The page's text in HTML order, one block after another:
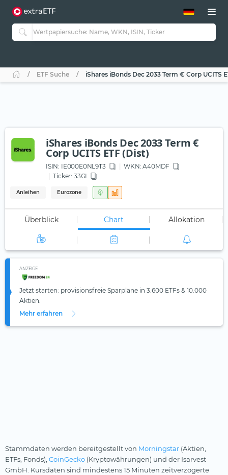
ETF-Guide 2.0
Guide Aktive ETFs
ETF-Sparpläne
ETF Suche iShares iBonds Dec 2033 Term € Corp UCITS
iShares iBonds Dec 2033 Term €
Corp UCITS ETF (Dist)
ISIN: IE000E0NL9T3 WKN: A40MDF
Ticker: 33GI
Anleihen Eurozone
Überblick Chart Allokation
ANZEIGE
Jetzt starten: provisionsfreie Sparpläne in 3.600 ETFs & 10.000
Aktien.
Mehr erfahren
Stammdaten werden bereitgestellt von Morningstar (Aktien,
ETFs, Fonds), CoinGecko (Kryptowährungen) und der Isarvest
GmbH. Kursdaten sind mindestens 15 Minuten zeitverzögerte